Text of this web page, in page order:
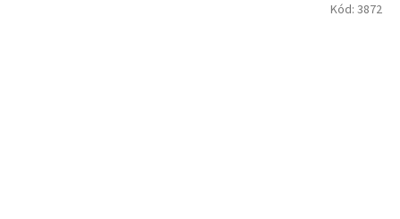
Kód: 3872